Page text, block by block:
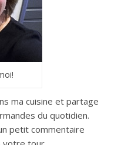
ma cuisine et partage
du quotidien.
petit commentaire